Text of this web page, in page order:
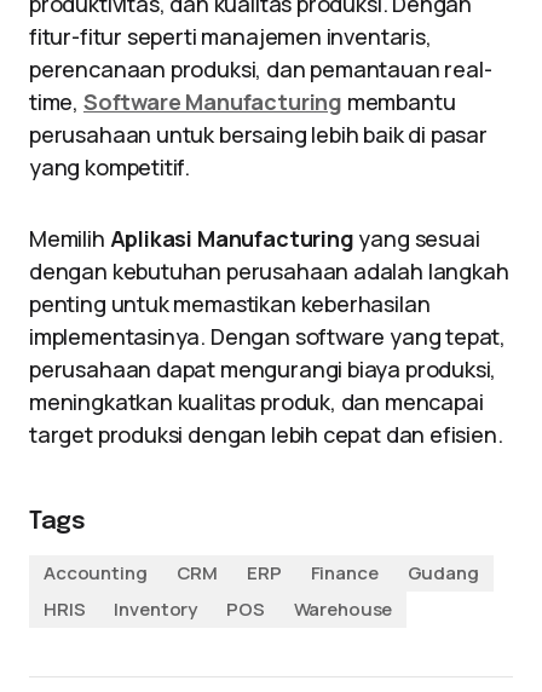
fitur-fitur seperti manajemen inventaris,
perencanaan produksi, dan pemantauan real-
time, Software Manufacturing membantu
perusahaan untuk bersaing lebih baik di pasar
yang kompetitif.
Memilih Aplikasi Manufacturing yang sesuai
dengan kebutuhan perusahaan adalah langkah
penting untuk memastikan keberhasilan
implementasinya. Dengan software yang tepat,
perusahaan dapat mengurangi biaya produksi,
meningkatkan kualitas produk, dan mencapai
target produksi dengan lebih cepat dan efisien.
Tags
Accounting
CRM ERP Finance
Gudang
HRIS
Inventory POS Warehouse